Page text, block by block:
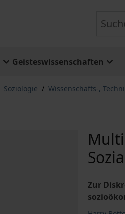
Geisteswissenschaften
Soziologie / Wissenschafts-,
Zur